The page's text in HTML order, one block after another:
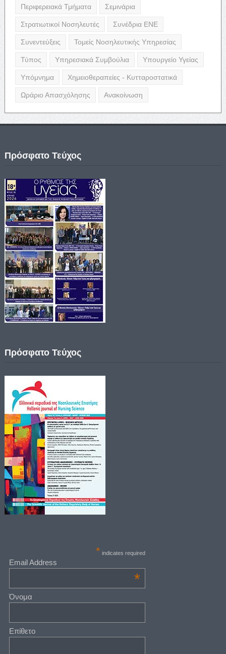
Περιφερειακά Τμήματα Σεμινάρια
Στρατιωτικοί Νοσηλευτές Συνέδρια ΕΝΕ
Συνεντεύξεις Τομείς Νοσηλευτικής Υπηρεσίας
Τύπος Υπηρεσιακά Συμβούλια Υπουργείο Υγείας
Υπόμνημα Χημειοθεραπείες - Κυτταροστατικά
Ωράριο Απασχόλησης Ανακοίνωση
Πρόσφατο Τεύχος
Πρόσφατο Τεύχος
* indicates required
Email Address
*
Όνομα
Επίθετο